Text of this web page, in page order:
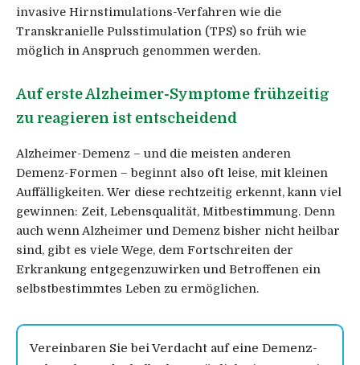
invasive Hirnstimulations-Verfahren wie die
Transkranielle Pulsstimulation (TPS) so früh wie
möglich in Anspruch genommen werden.
Auf erste Alzheimer-Symptome frühzeitig
zu reagieren ist entscheidend
Alzheimer-Demenz – und die meisten anderen
Demenz-Formen – beginnt also oft leise, mit kleinen
Auffälligkeiten. Wer diese rechtzeitig erkennt, kann viel
gewinnen: Zeit, Lebensqualität, Mitbestimmung. Denn
auch wenn Alzheimer und Demenz bisher nicht heilbar
sind, gibt es viele Wege, dem Fortschreiten der
Erkrankung entgegenzuwirken und Betroffenen ein
selbstbestimmtes Leben zu ermöglichen.
Vereinbaren Sie bei Verdacht auf eine Demenz-